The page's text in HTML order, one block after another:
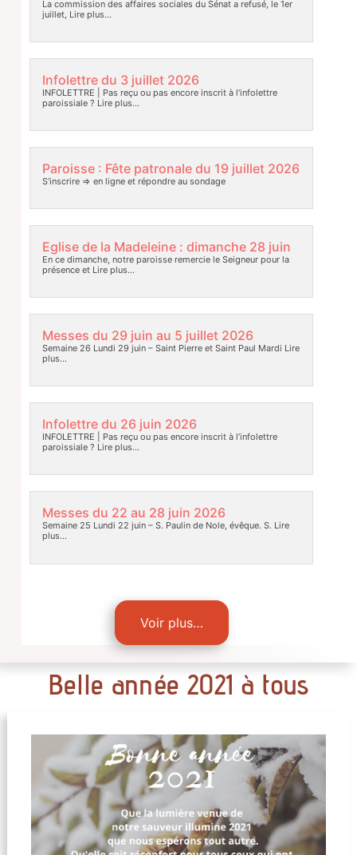
La commission des affaires sociales du Sénat a refusé, le 1er
juillet, Lire plus…
Infolettre du 3 juillet 2026
INFOLETTRE | Pas reçu ou pas encore inscrit à l’infolettre
paroissiale ? Lire plus…
Paroisse : Fête patronale du 19 juillet 2026
S’inscrire => en ligne et répondre au sondage
Eglise de la Madeleine : dimanche 28 juin
En ce dimanche, notre paroisse remercie le Seigneur pour la
présence etLire plus…
Messes du 29 juin au 5 juillet 2026
Semaine 26 Lundi 29 juin – Saint Pierre et Saint Paul Mardi Lire
plus…
Infolettre du 26 juin 2026
INFOLETTRE | Pas reçu ou pas encore inscrit à l’infolettre
paroissiale ? Lire plus…
Messes du 22 au 28 juin 2026
Semaine 25 Lundi 22 juin – S. Paulin de Nole, évêque. S. Lire
plus…
Voir plus…
Belle année 2021 à tous